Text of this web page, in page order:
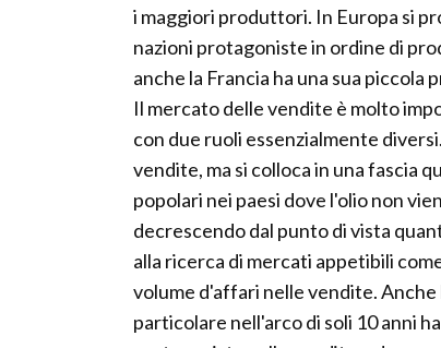
i maggiori produttori. In Europa si
nazioni protagoniste in ordine di
anche la Francia ha una sua piccola
Il mercato delle vendite è molto
con due ruoli essenzialmente
vendite, ma si colloca in una fascia
popolari nei paesi dove l'olio non
decrescendo dal punto di vista
alla ricerca di mercati appetibili
volume d'affari nelle vendite.
particolare nell'arco di soli 10 anni